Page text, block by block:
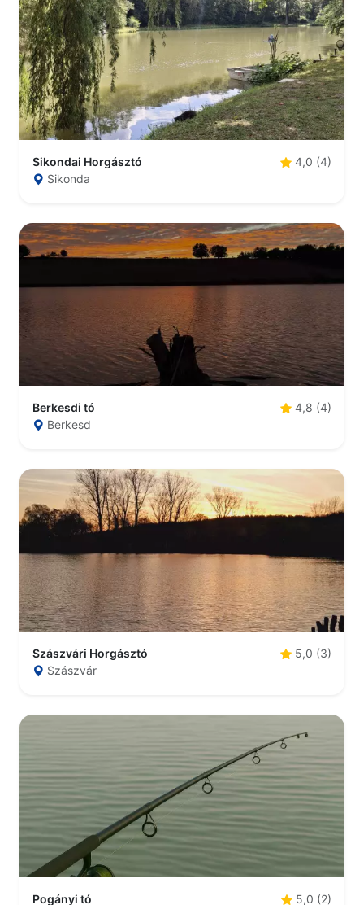
Sikondai Horgásztó
4,0 (4)
Sikonda
Berkesdi tó
4,8 (4)
Berkesd
Szászvári Horgásztó
5,0 (3)
Szászvár
Pogányi tó
5,0 (2)